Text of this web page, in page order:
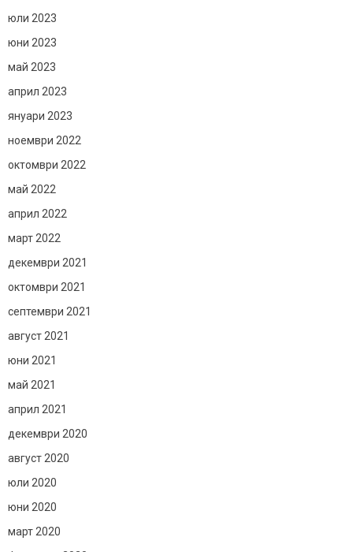
юли 2023
юни 2023
май 2023
април 2023
януари 2023
ноември 2022
октомври 2022
май 2022
април 2022
март 2022
декември 2021
октомври 2021
септември 2021
август 2021
юни 2021
май 2021
април 2021
декември 2020
август 2020
юли 2020
юни 2020
март 2020